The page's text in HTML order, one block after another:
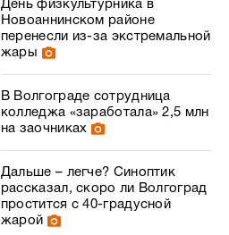
День физкультурника в
Новоаннинском районе
перенесли из-за экстремальной
жары
В Волгограде сотрудница
колледжа «заработала» 2,5 млн
на заочниках
Дальше – легче? Синоптик
рассказал, скоро ли Волгоград
простится с 40-градусной
жарой